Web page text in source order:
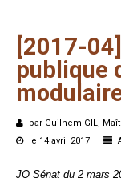
[2017-04]
publique
par Guilhem GIL,
le 14 avril 2017
JO Sénat du 2 mars